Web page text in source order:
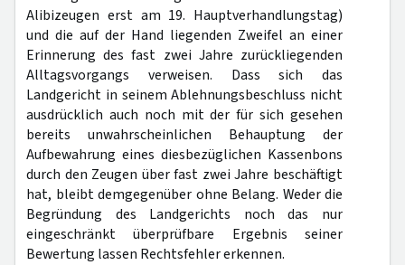
Alibizeugen erst am 19. Hauptverhandlungstag)
und die auf der Hand liegenden Zweifel an einer
Erinnerung des fast zwei Jahre zurückliegenden
Alltagsvorgangs verweisen. Dass sich das
Landgericht in seinem Ablehnungsbeschluss nicht
ausdrücklich auch noch mit der für sich gesehen
bereits unwahrscheinlichen Behauptung der
Aufbewahrung eines diesbezüglichen Kassenbons
durch den Zeugen über fast zwei Jahre beschäftigt
hat, bleibt demgegenüber ohne Belang. Weder die
Begründung des Landgerichts noch das nur
eingeschränkt überprüfbare Ergebnis seiner
Bewertung lassen Rechtsfehler erkennen.